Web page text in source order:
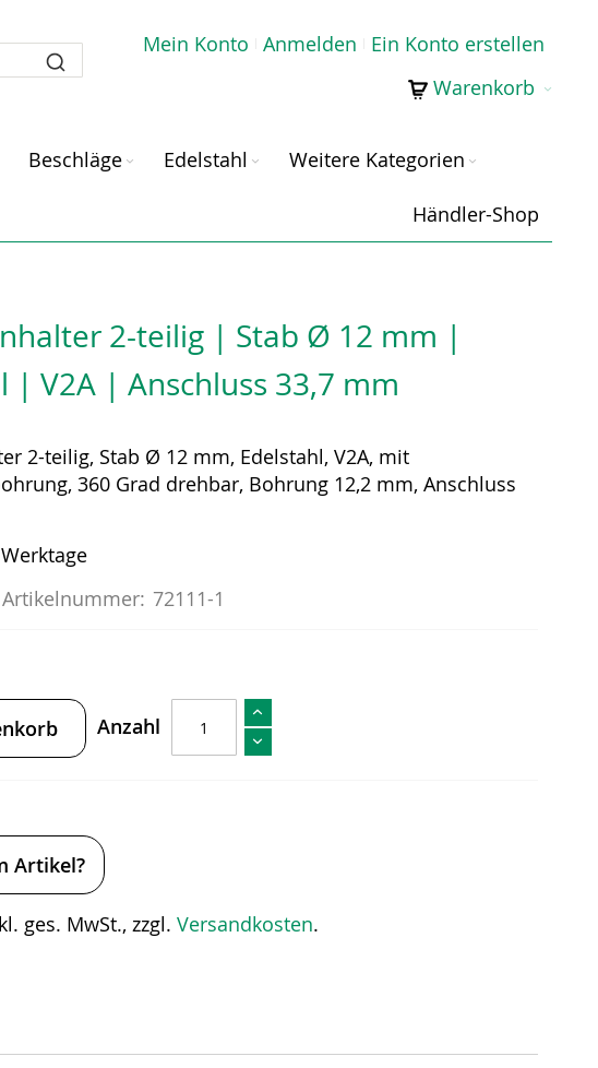
Mein Konto Anmelden
Ein Konto erstellen
Warenkorb
Beschläge Edelstahl Weitere Kategorien
Händler-Shop
2-teilig | Stab Ø 12 mm |
| V2A | Anschluss 33,7 mm
2-teilig, Stab Ø 12 mm, Edelstahl, V2A, mit
360 Grad drehbar, Bohrung 12,2 mm, Anschluss
Artikelnummer: 72111-1
Anzahl
Artikel?
ges. MwSt., zzgl. Versandkosten.